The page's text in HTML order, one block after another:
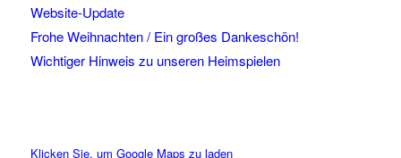
Website-Update
Frohe Weihnachten / Ein großes Dankeschön!
Wichtiger Hinweis zu unseren Heimspielen
Klicken Sie, um Google Maps zu laden